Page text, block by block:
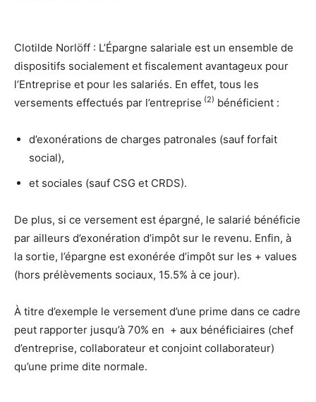
Clotilde Norlöff : L’Épargne salariale est un ensemble de
dispositifs socialement et fiscalement avantageux pour
l’Entreprise et pour les salariés. En effet, tous les
versements effectués par l’entreprise (2) bénéficient :
d’exonérations de charges patronales (sauf forfait
social),
et sociales (sauf CSG et CRDS).
De plus, si ce versement est épargné, le salarié bénéficie
par ailleurs d’exonération d’impôt sur le revenu. Enfin, à
la sortie, l’épargne est exonérée d’impôt sur les + values
(hors prélèvements sociaux, 15.5% à ce jour).
À titre d’exemple le versement d’une prime dans ce cadre
peut rapporter jusqu’à 70% en + aux bénéficiaires (chef
d’entreprise, collaborateur et conjoint collaborateur)
qu’une prime dite normale.